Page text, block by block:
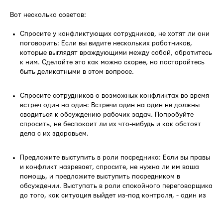
Вот несколько советов:
Спросите у конфликтующих сотрудников, не хотят ли они
поговорить: Если вы видите нескольких работников,
которые выглядят враждующими между собой, обратитесь
к ним. Сделайте это как можно скорее, но постарайтесь
быть деликатными в этом вопросе.
Спросите сотрудников о возможных конфликтах во время
встреч один на один: Встречи один на один не должны
сводиться к обсуждению рабочих задач. Попробуйте
спросить, не беспокоит ли их что-нибудь и как обстоят
дела с их здоровьем.
Предложите выступить в роли посредника: Если вы правы
и конфликт назревает, спросите, не нужна ли им ваша
помощь, и предложите выступить посредником в
обсуждении. Выступать в роли спокойного переговорщика
до того, как ситуация выйдет из-под контроля, - один из